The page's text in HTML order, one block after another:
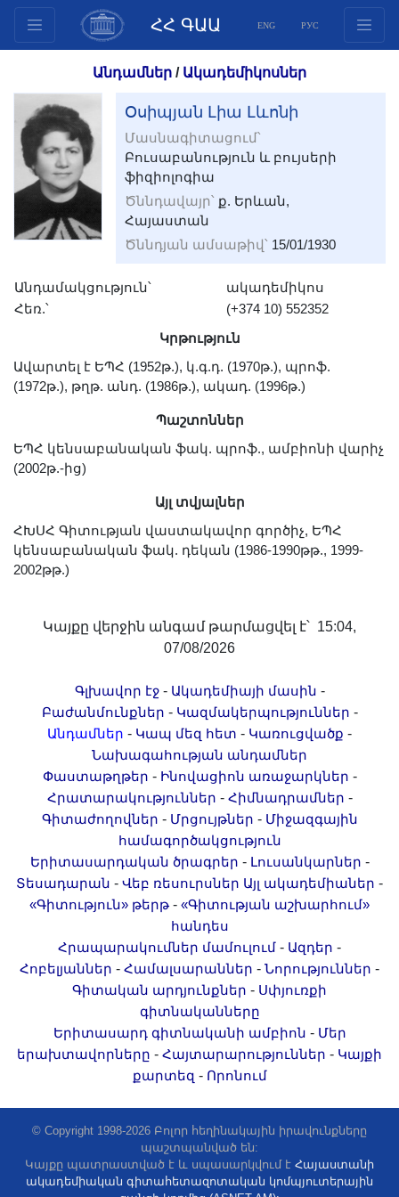
ՀՀ ԳԱԱ ENG РУС
անդամներ
Փաստաթղթեր
Ինովացիոն առաջարկներ
Հրատարակություններ
Հիմնադրամներ
Գիտաժողովներ
Միջազգային
ծրագրեր
Վեբ ռեսուրսներ
«Գիտության աշխարհում»
հանդես
մամուլում
Համալսարաններ
Նորություններ
Գիտական արդյունքներ
Սփյուռքի գիտնականները
Երիտասարդ գիտնականի
Մեր երախտավորները
Հայտարարություններ
Կայքի քարտեզ
Որոնում
Անդամներ / Ակադեմիկոսներ
Օսիպյան Լիա Լևոնի
Մասնագիտացում՝
Բուսաբանություն և բույսերի
ֆիզիոլոգիա
Ծննդավայր՝ ք. Երևան,
Հայաստան
Ծննդյան ամսաթիվ՝ 15/01/1930
Անդամակցություն՝
ակադեմիկոս
Հեռ.՝
(+374 10) 552352
Կրթություն
Ավարտել է ԵՊՀ (1952թ.), կ.գ.դ. (1970թ.), պրոֆ.
(1972թ.), թղթ. անդ. (1986թ.), ակադ. (1996թ.)
Պաշտոններ
ԵՊՀ կենսաբանական ֆակ. պրոֆ., ամբիոնի վարիչ
(2002թ.-ից)
Այլ տվյալներ
ՀԽՍՀ Գիտության վաստակավոր գործիչ, ԵՊՀ
կենսաբանական ֆակ. դեկան (1986-1990թթ., 1999-
2002թթ.)
Կայքը վերջին անգամ թարմացվել է՝ 15:04,
07/08/2026
Գլխավոր էջ- Ակադեմիայի մասին -
Բաժանմունքներ - Կազմակերպություններ -
Անդամներ - Կապ մեզ հետ - Կառուցվածք -
Նախագահության անդամներ
Փաստաթղթեր - Ինովացիոն առաջարկներ -
Հրատարակություններ - Հիմնադրամներ -
Գիտաժողովներ - Մրցույթներ - Միջազգային
համագործակցություն
Երիտասարդական ծրագրեր - Լուսանկարներ -
Տեսադարան - Վեբ ռեսուրսներ Այլ ակադեմիաներ -
«Գիտություն» թերթ - «Գիտության աշխարհում»
հանդես
Հրապարակումներ մամուլում - Ազդեր -
Հոբելյաններ - Համալսարաններ - Նորություններ -
Գիտական արդյունքներ - Սփյուռքի
գիտնականները
Երիտասարդ գիտնականի ամբիոն - Մեր
երախտավորները - Հայտարարություններ - Կայքի
քարտեզ - Որոնում
© Copyright 1998-2026 Բոլոր հեղինակային իրավունքները
պաշտպանված են:
Կայքը պատրաստված է և սպասարկվում է Հայաստանի
ակադեմիական գիտահետազոտական կոմպյուտերային